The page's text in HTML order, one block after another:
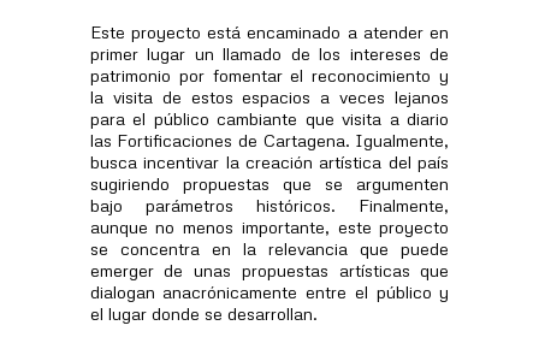
Este proyecto está encaminado a atender en
primer lugar un llamado de los intereses de
patrimonio por fomentar el reconocimiento y
la visita de estos espacios a veces lejanos
para el público cambiante que visita a diario
las Fortificaciones de Cartagena. Igualmente,
busca incentivar la creación artística del país
sugiriendo propuestas que se argumenten
bajo parámetros históricos. Finalmente,
aunque no menos importante, este proyecto
se concentra en la relevancia que puede
emerger de unas propuestas artísticas que
dialogan anacrónicamente entre el público y
el lugar donde se desarrollan.